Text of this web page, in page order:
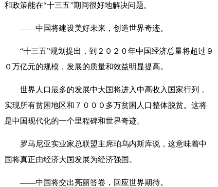
和政策能在“十三五”期间很好地解决问题。
——中国将建设美好未来，创造世界奇迹。
“十三五”规划提出，到２０２０年中国经济总量将超过９
０万亿元的规模，发展的质量和效益明显提高。
世界人口最多的发展中大国将进入中高收入国家行列，
实现所有贫困地区和７０００多万贫困人口整体脱贫。这将
是中国现代化的一个里程碑和世界奇迹。
罗马尼亚实业家总联盟主席珀乌内斯库说，这意味着中
国将真正由经济大国发展为经济强国。
——中国将交出亮丽答卷，回应世界期待。